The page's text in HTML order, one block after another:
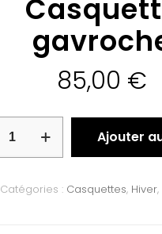
85,00 €
Ajouter
Catégories : Casquettes, Hiver,